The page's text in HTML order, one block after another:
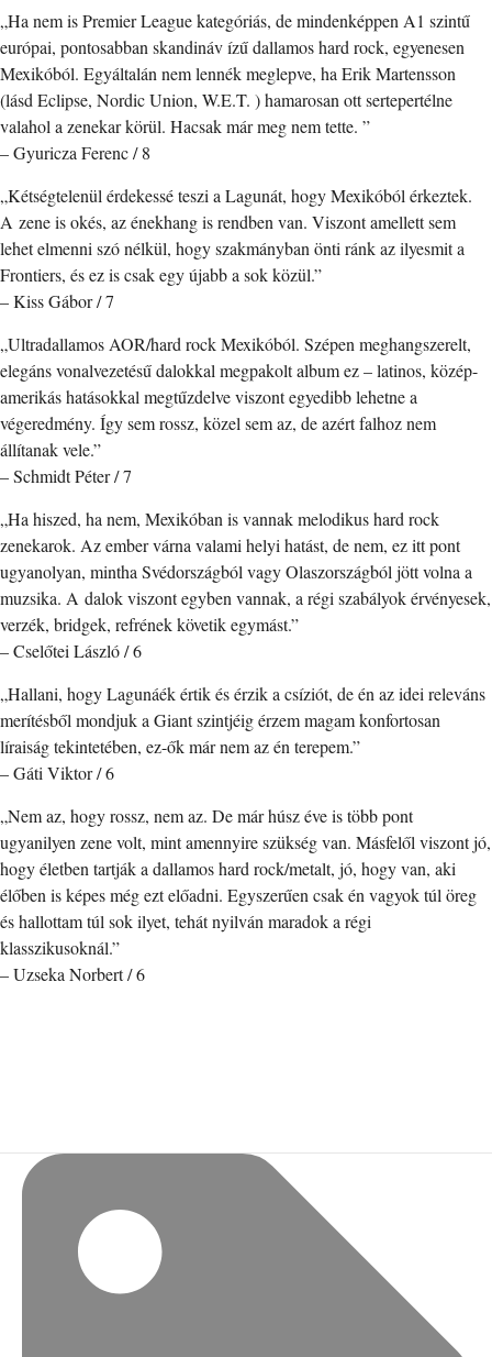
„Ha nem is Premier League kategóriás, de mindenképpen A1 szintű
európai, pontosabban skandináv ízű dallamos hard rock, egyenesen
Mexikóból. Egyáltalán nem lennék meglepve, ha Erik Martensson
(lásd Eclipse, Nordic Union, W.E.T. ) hamarosan ott sertepertélne
valahol a zenekar körül. Hacsak már meg nem tette. ”
– Gyuricza Ferenc / 8
„Kétségtelenül érdekessé teszi a Lagunát, hogy Mexikóból érkeztek.
A zene is okés, az énekhang is rendben van. Viszont amellett sem
lehet elmenni szó nélkül, hogy szakmányban önti ránk az ilyesmit a
Frontiers, és ez is csak egy újabb a sok közül.”
– Kiss Gábor / 7
„Ultradallamos AOR/hard rock Mexikóból. Szépen meghangszerelt,
elegáns vonalvezetésű dalokkal megpakolt album ez – latinos, közép-
amerikás hatásokkal megtűzdelve viszont egyedibb lehetne a
végeredmény. Így sem rossz, közel sem az, de azért falhoz nem
állítanak vele.”
– Schmidt Péter / 7
„Ha hiszed, ha nem, Mexikóban is vannak melodikus hard rock
zenekarok. Az ember várna valami helyi hatást, de nem, ez itt pont
ugyanolyan, mintha Svédországból vagy Olaszországból jött volna a
muzsika. A dalok viszont egyben vannak, a régi szabályok érvényesek,
verzék, bridgek, refrének követik egymást.”
– Cselőtei László / 6
„Hallani, hogy Lagunáék értik és érzik a csíziót, de én az idei releváns
merítésből mondjuk a Giant szintjéig érzem magam konfortosan
líraiság tekintetében, ez-ők már nem az én terepem.”
– Gáti Viktor / 6
„Nem az, hogy rossz, nem az. De már húsz éve is több pont
ugyanilyen zene volt, mint amennyire szükség van. Másfelől viszont jó,
hogy életben tartják a dallamos hard rock/metalt, jó, hogy van, aki
élőben is képes még ezt előadni. Egyszerűen csak én vagyok túl öreg
és hallottam túl sok ilyet, tehát nyilván maradok a régi
klasszikusoknál.”
– Uzseka Norbert / 6